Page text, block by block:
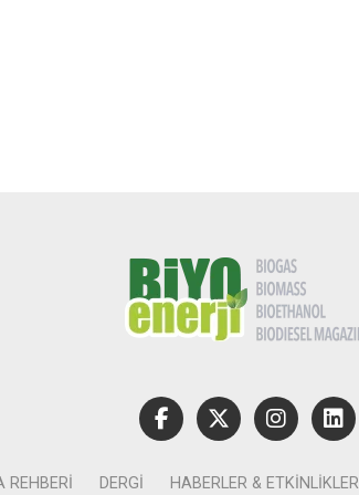
REHBERI DERGI HABERLER & ETKINLIKLER